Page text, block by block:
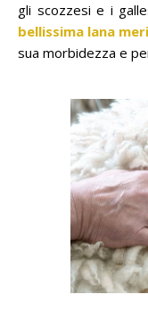
gli scozzesi e i
bellissima lana
sua morbidezza e